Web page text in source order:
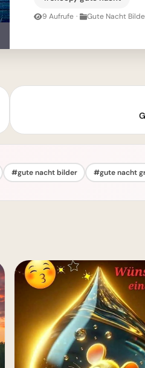
9 Aufrufe · Gute Nacht
#gute nacht bilder #gute nacht